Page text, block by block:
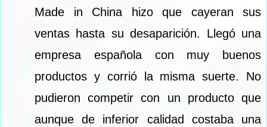
Made in China hizo que cayeran sus
ventas hasta su desaparición. Llegó una
empresa española con muy buenos
productos y corrió la misma suerte. No
pudieron competir con un producto que
aunque de inferior calidad costaba una